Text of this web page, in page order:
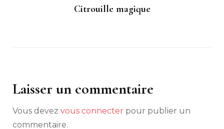
Citrouille magique
Laisser un commentaire
Vous devez vous connecter pour publier un
commentaire.